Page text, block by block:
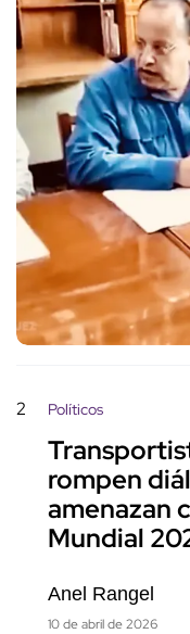
2 Políticos
rompen
amenazan
Mundial
Anel Rangel
10 de abril de 2026